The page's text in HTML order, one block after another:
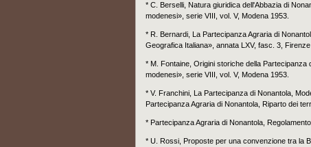
* C. Berselli, Natura giuridica dell'Abbazia di
modenesi», serie VIII, vol. V, Modena 1953.
* R. Bernardi, La Partecipanza Agraria di
Geografica Italiana», annata LXV, fasc. 3, Firenze
* M. Fontaine, Origini storiche della Partecipanza
modenesi», serie VIII, vol. V, Modena 1953.
* V. Franchini, La Partecipanza di Nonantola,
Partecipanza Agraria di Nonantola, Riparto dei
* Partecipanza Agraria di Nonantola,
* U. Rossi, Proposte per una convenzione tra la